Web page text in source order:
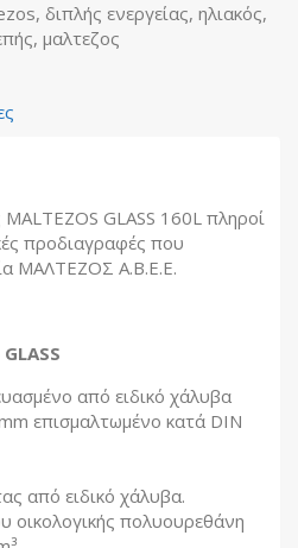
, διπλής ενεργείας, ηλιακός,
, μαλτεζος
GLASS 160L πληροί
προδιαγραφές που
ΜΑΛΤΕΖΟΣ Α.Β.Ε.Ε.
από ειδικό χάλυβα
επισμαλτωμένο κατά DIN
από ειδικό χάλυβα.
οικολογικής πολυουρεθάνη